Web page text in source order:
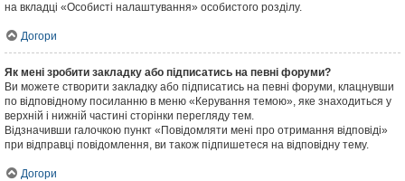
на вкладці «Особисті налаштування» особистого розділу.
Догори
Як мені зробити закладку або підписатись на певні форуми?
Ви можете створити закладку або підписатись на певні форуми, клацнувши
по відповідному посиланню в меню «Керування темою», яке знаходиться у
верхній і нижній частині сторінки перегляду тем.
Відзначивши галочкою пункт «Повідомляти мені про отримання відповіді»
при відправці повідомлення, ви також підпишетеся на відповідну тему.
Догори